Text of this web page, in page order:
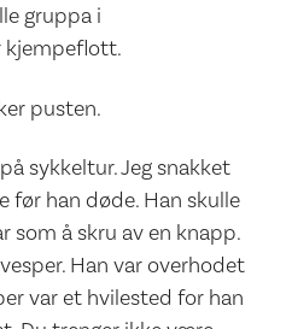
gruppa i
kjempeflott.
pusten.
sykkeltur. Jeg snakket
før han døde. Han skulle
som å skru av en knapp.
Han var overhodet
var et hvilested for han